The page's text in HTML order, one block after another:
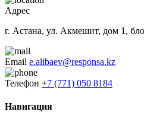
Адрес
г. Астана, ул. Акмешит, дом 1,
Email e.alibaev@responsa.kz
Телефон +7 (771) 050 8184
Навигация